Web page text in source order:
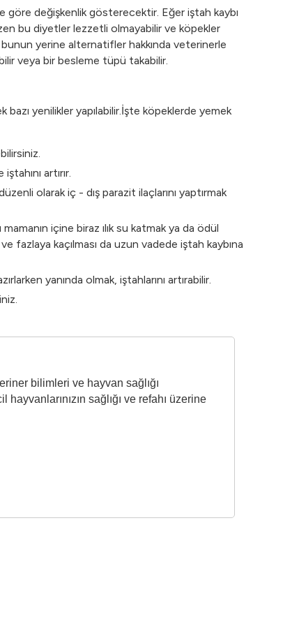
değişkenlik gösterecektir. Eğer iştah kaybı
bu diyetler lezzetli olmayabilir ve köpekler
yerine alternatifler hakkında veterinerle
veya bir besleme tüpü takabilir.
yenilikler yapılabilir.İşte köpeklerde yemek
artırır.
olarak iç - dış parazit ilaçlarını yaptırmak
içine biraz ılık su katmak ya da ödül
fazlaya kaçılması da uzun vadede iştah kaybına
yanında olmak, iştahlarını artırabilir.
bilimleri ve hayvan sağlığı
sağlığı ve refahı üzerine